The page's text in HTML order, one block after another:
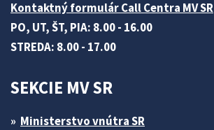
Kontaktný formulár Call Centra MV SR
PO, UT, ŠT, PIA: 8.00 - 16.00
STREDA: 8.00 - 17.00
SEKCIE MV SR
Ministerstvo vnútra SR